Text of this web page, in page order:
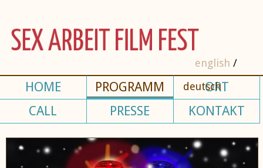
HOME PROGRAMM
ORT
CALL
PRESSE KONTAKT
english
deutsch